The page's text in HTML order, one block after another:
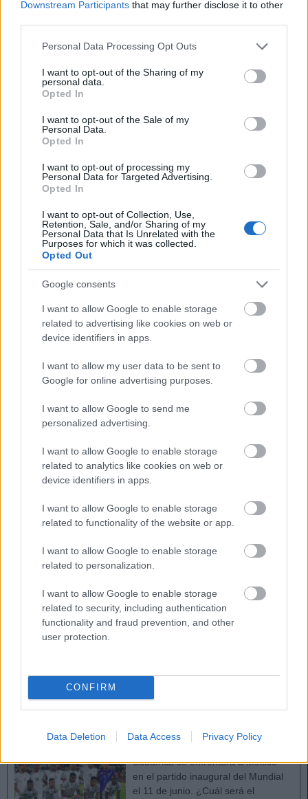
Downstream Participants that may further disclose it to other
Please note that this website/app uses one or more Google
not limited to your visit or usage behaviour. You may click to
grant or deny consent to Google and its third-party tags to
use your data for below specified purposes in below Google
consent section.
Personal Data Processing Opt Outs
I want to opt-out of the Sharing of my
personal data.
Opted In
I want to opt-out of the Sale of my
Personal Data.
Opted In
I want to opt-out of processing my
Personal Data for Targeted Advertising.
Opted In
I want to opt-out of Collection, Use,
Retention, Sale, and/or Sharing of my
Personal Data that Is Unrelated with the
Purposes for which it was collected.
Opted Out
Google consents
I want to allow Google to enable storage
related to advertising like cookies on web or
device identifiers in apps.
I want to allow my user data to be sent to
Google for online advertising purposes.
I want to allow Google to send me
personalized advertising.
I want to allow Google to enable storage
related to analytics like cookies on web or
device identifiers in apps.
I want to allow Google to enable storage
related to functionality of the website or app.
I want to allow Google to enable storage
related to personalization.
I want to allow Google to enable storage
related to security, including authentication
functionality and fraud prevention, and other
user protection.
CONFIRM
Data Deletion Data Access Privacy Policy
México en el Mundial 2026: ¿Cuál será su once
del Mundial 2026 y jugará el
titular de Javier Aguirre? A
continuación analizamos su
Comunio.com.
El sistema de puntuación lo puedes encontrar en las
del juego. Una peculiaridad de estas ediciones de torneos
cortos de Comunio es que a partir de la ronda eliminatoria
(dieciseisavos de final), los puntos que consigas se
multiplican x2. Esto hace que la emoción se mantenga
hasta el final en la comunidad y puedas remontar si hiciste
restan puntos por posición vacía en el once.
otras ediciones y funciona del mismo modo. El límite para
puntuar y confeccionar tu equipo para cada jornada lo
marca la hora de comienzo del primer partido. Estos son los
días y horas del comienzo de cada jornada:
– Jornada 1: 11 de junio, 19:00 horas.
– Jornada 2: 18 de junio, 18:00 horas.
– Jornada 4 (dieciseisavos): 28 de junio, 21:00 horas.
– Jornada 5 (octavos): 4 de julio, 19:00 horas.
– Jornada 6 (cuartos): 9 de julio, 22:00 horas.
– Jornada 8 (final y tercer y cuarto puesto): 18 de julio, 23:00
Sudáfrica en el Mundial 2026: ¿Cuál será su once
titular?
Sudáfrica se enfrentará a México
en el partido inaugural del Mundial
el 11 de junio. ¿Cuál será el